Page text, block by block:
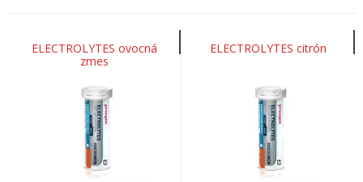
ELECTROLYTES ovocná
zmes
ELECTROLYTES citrón